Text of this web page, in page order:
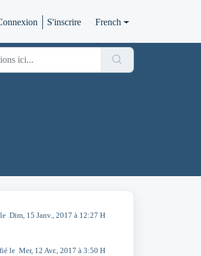
S'inscrire French
Dim, 15 Janv., 2017 à 12:27 H
le Mer, 12 Avr., 2017 à 3:50 H